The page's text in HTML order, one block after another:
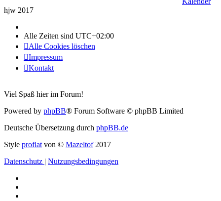
hjw 2017
Alle Zeiten sind UTC+02:00
Alle Cookies löschen
Impressum
Kontakt
Viel Spaß hier im Forum!
Powered by phpBB® Forum Software © phpBB Limited
Deutsche Übersetzung durch phpBB.de
Style proflat von © Mazeltof2017
Datenschutz | Nutzungsbedingungen